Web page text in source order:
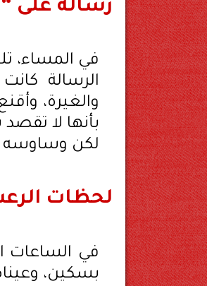
رسالة على
في المساء،
الرسالة
والغيرة،
بأنها لا تقصد
لكن وساوسه
لحظات الرعب.. 17 طعنة أنهت
في الساعات
بسكين،